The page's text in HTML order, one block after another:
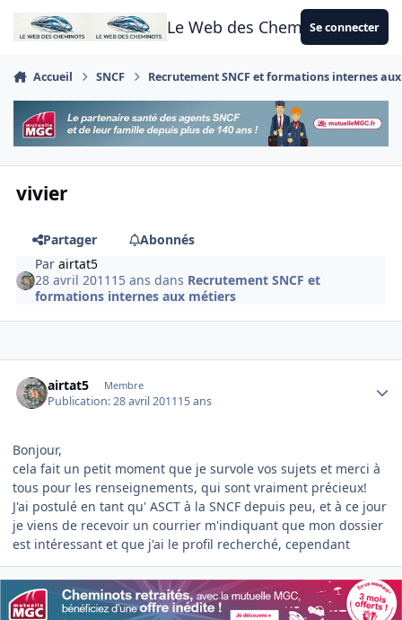
Aller au contenu
Le Web des CheminotsSe connecter
Accueil SNCF Recrutement SNCF et formations internes
vivier
Partager
Abonnés
Parairtat5
28 avril 2011 15 ans dans Recrutement SNCF et
formations internes aux métiers
airtat5 Membre
Publication:28 avril 201115 ans
Bonjour,
cela fait un petit moment que je survole vos sujets et merci à
tous pour les renseignements, qui sont vraiment précieux!
J'ai postulé en tant qu' ASCT à la SNCF depuis peu, et à ce jour
je viens de recevoir un courrier m'indiquant que mon dossier
est intéressant et que j'ai le profil recherché, cependant